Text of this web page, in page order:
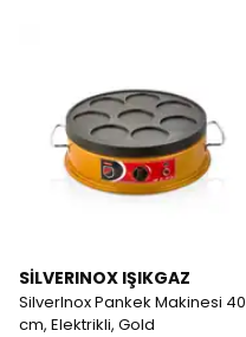
SİLVERINOX IŞIKGAZ
SilverInox Pankek Makinesi 40
cm, Elektrikli, Gold